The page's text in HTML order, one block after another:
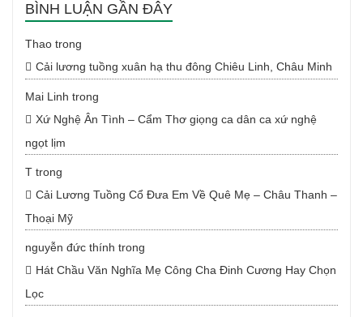
BÌNH LUẬN GẦN ĐÂY
Thao trong
Cải lương tuồng xuân hạ thu đông Chiêu Linh, Châu Minh
Mai Linh trong
Xứ Nghệ Ân Tình – Cẩm Thơ giọng ca dân ca xứ nghệ
ngọt lịm
T trong
Cải Lương Tuồng Cổ Đưa Em Về Quê Mẹ – Châu Thanh –
Thoại Mỹ
nguyễn đức thính trong
Hát Chầu Văn Nghĩa Mẹ Công Cha Đinh Cương Hay Chọn
Lọc